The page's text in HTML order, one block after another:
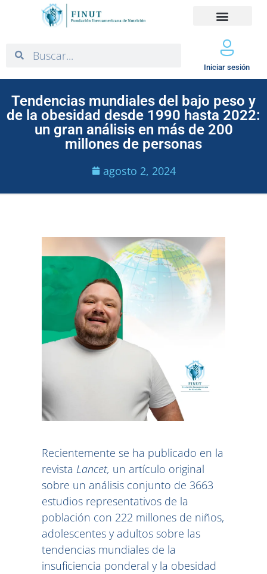
Iniciar sesión
Tendencias mundiales del bajo peso y
de la obesidad desde 1990 hasta 2022:
un gran análisis en más de 200
millones de personas
agosto 2, 2024
Recientemente se ha publicado en la
revista Lancet, un artículo original
sobre un análisis conjunto de 3663
estudios representativos de la
población con 222 millones de niños,
adolescentes y adultos sobre las
tendencias mundiales de la
insuficiencia ponderal y la obesidad